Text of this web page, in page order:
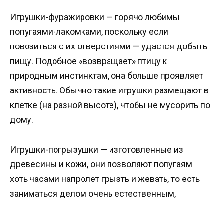
Игрушки-фуражировки — горячо любимы
попугаями-лакомками, поскольку если
повозиться с их отверстиями — удастся добыть
пищу. Подобное «возвращает» птицу к
природным инстинктам, она больше проявляет
активность. Обычно такие игрушки размещают в
клетке (на разной высоте), чтобы не мусорить по
дому.
Игрушки-погрызушки — изготовленные из
древесины и кожи, они позволяют попугаям
хоть часами напролет грызть и жевать, то есть
заниматься делом очень естественным,